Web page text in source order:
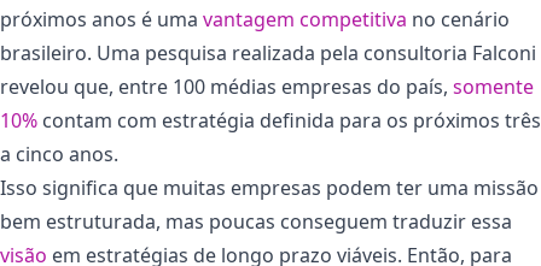
próximos anos é uma vantagem competitiva no cenário
brasileiro. Uma pesquisa realizada pela consultoria Falconi
revelou que, entre 100 médias empresas do país, somente
10% contam com estratégia definida para os próximos três
a cinco anos.
Isso significa que muitas empresas podem ter uma missão
bem estruturada, mas poucas conseguem traduzir essa
visão em estratégias de longo prazo viáveis. Então, para